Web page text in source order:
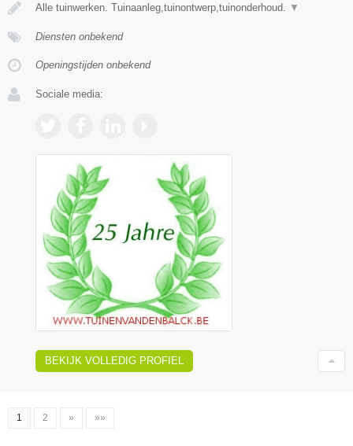
Alle tuinwerken. Tuinaanleg,tuinontwerp,tuinonderhoud. ▼
Diensten onbekend
Openingstijden onbekend
Sociale media:
BEKIJK VOLLEDIG PROFIEL
1 2 » »»